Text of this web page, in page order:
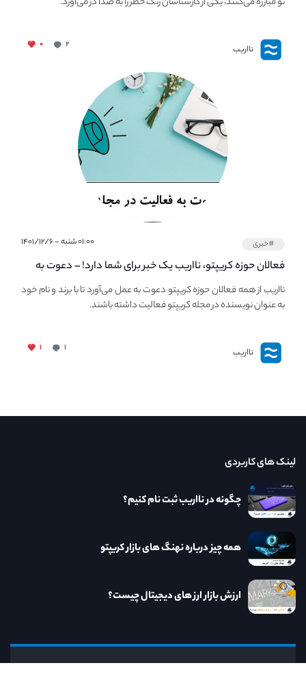
نااریب ۲ ۰
#خبری ۰۱:۰۰ شنبه - ۱۴۰۱/۱۲/۶
فعالان حوزه کریپتو، نااریب یک خبر برای شما دارد! – دعوت به
فعالیت در مجله کریپتو
نااریب از همه فعالان حوزه کریپتو دعوت به عمل می‌آورد تا با برند و نام خود
به عنوان نویسنده در مجله کریپتو فعالیت داشته باشند.
نااریب ۱ ۱
لینک های کاربردی
چگونه در نااریب ثبت نام کنیم؟
همه چیز درباره نهنگ های بازار کریپتو
ارزش بازار ارز های دیجیتال چیست؟